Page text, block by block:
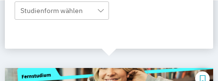
Studienform wählen